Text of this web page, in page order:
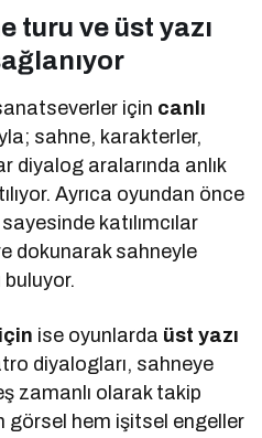
turu ve üst yazı
için canlı
sahne, karakterler,
diyalog aralarında anlık
Ayrıca oyundan önce
sayesinde katılımcılar
dokunarak sahneyle
buluyor.
ise oyunlarda üst yazı
diyalogları, sahneye
zamanlı olarak takip
görsel hem işitsel engeller